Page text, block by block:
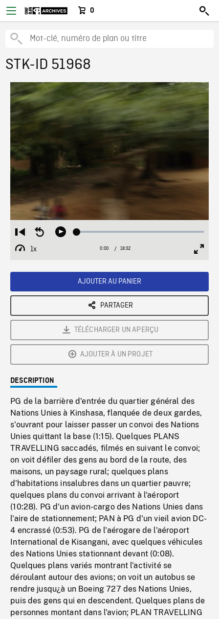
0
STK-ID 51968
Restart
from
beginning
Seek
Play Loaded:
1x
Playback
Current
0:00 / Duration
18:32
AJOUTER AU PANIER
PARTAGER
TÉLÉCHARGER UN APERÇU
AJOUTER À UN PROJET
DESCRIPTION
PG de la barrière d'entrée du quartier général des
Nations Unies à Kinshasa, flanquée de deux gardes,
s'ouvrant pour laisser passer un convoi des Nations
Unies quittant la base (1:15). Quelques PLANS
TRAVELLING saccadés, filmés en suivant le convoi;
on voit défiler des gens au bord de la route, des
maisons, un paysage rural; quelques plans
d'habitations insalubres dans un quartier pauvre;
quelques plans du convoi arrivant à l'aéroport
(10:28). PG d'un avion-cargo des Nations Unies dans
l'aire de stationnement; PAN à PG d'un vieil avion DC-
4 encrassé (0:53). PG de l'aérogare de l'aéroport
International de Kisangani, avec quelques véhicules
des Nations Unies stationnant devant (0:08).
Quelques plans variés montrant l'activité se
déroulant autour des avions; on voit un autobus se
rendre jusqu¿à un Boeing 727 des Nations Unies,
puis des gens qui en descendent. Quelques plans de
personnes montant dans l'avion; PLAN TRAVELLING